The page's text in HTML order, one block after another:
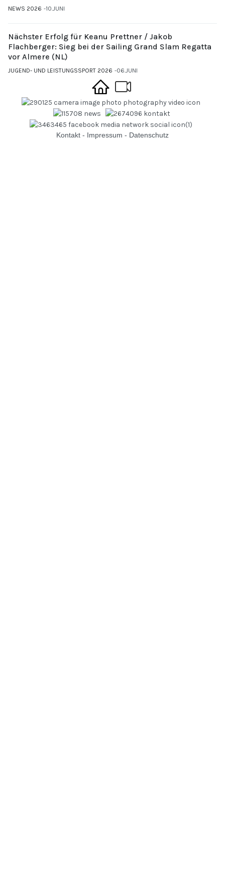
NEWS 2026 10.JUNI
Nächster Erfolg für Keanu Prettner / Jakob
Flachberger: Sieg bei der Sailing Grand Slam Regatta
vor Almere (NL)
JUGEND- UND LEISTUNGSSPORT 2026 06.JUNI
Kontakt - Impressum - Datenschutz